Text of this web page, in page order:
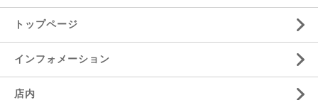
トップページ
インフォメーション
店内